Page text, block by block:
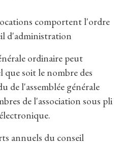
comportent l'ordre
d'administration
ordinaire peut
que soit le nombre des
de l'assemblée générale
de l'association sous pli
annuels du conseil